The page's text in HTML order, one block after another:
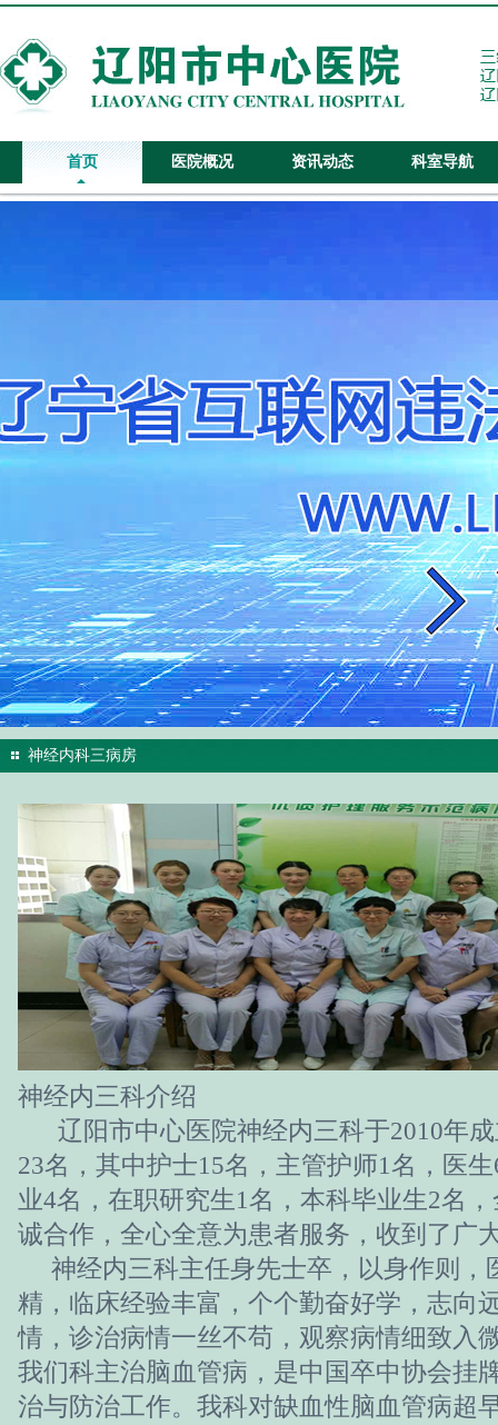
首页 医院概况 资讯动态 科室导航
神经内科三病房
神经内三科介绍
辽阳市中心医院神经内三科于2010年成
23名，其中护士15名，主管护师1名，医
业4名，在职研究生1名，本科毕业生2名
诚合作，全心全意为患者服务，收到了广
神经内三科主任身先士卒，以身作则，
精，临床经验丰富，个个勤奋好学，志向
情，诊治病情一丝不苟，观察病情细致入
我们科主治脑血管病，是中国卒中协会挂
治与防治工作。我科对缺血性脑血管病超